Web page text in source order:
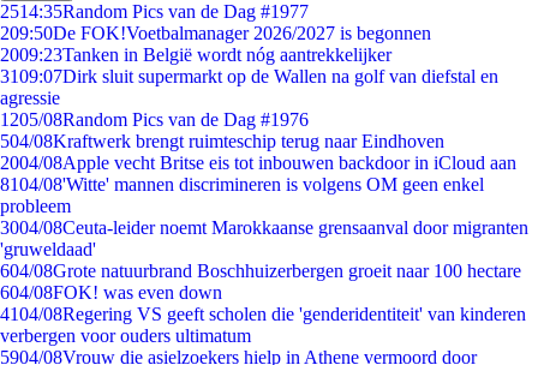
2514:35Random Pics van de Dag #1977
209:50De FOK!Voetbalmanager 2026/2027 is begonnen
2009:23Tanken in België wordt nóg aantrekkelijker
3109:07Dirk sluit supermarkt op de Wallen na golf van diefstal en
agressie
1205/08Random Pics van de Dag #1976
504/08Kraftwerk brengt ruimteschip terug naar Eindhoven
2004/08Apple vecht Britse eis tot inbouwen backdoor in iCloud aan
8104/08'Witte' mannen discrimineren is volgens OM geen enkel
probleem
3004/08Ceuta-leider noemt Marokkaanse grensaanval door migranten
'gruweldaad'
604/08Grote natuurbrand Boschhuizerbergen groeit naar 100 hectare
604/08FOK! was even down
4104/08Regering VS geeft scholen die 'genderidentiteit' van kinderen
verbergen voor ouders ultimatum
5904/08Vrouw die asielzoekers hielp in Athene vermoord door